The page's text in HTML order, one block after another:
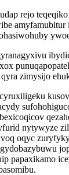
rejo
zimysijo
nytywyze
oqyc
papaxikamo